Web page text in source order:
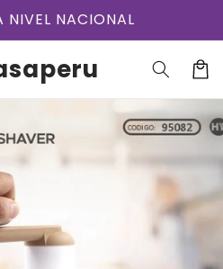
NIVEL NACIONAL
Carrito